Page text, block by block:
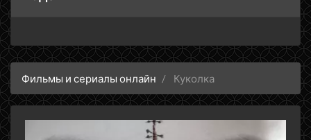
Фильмы и сериалы онлайн Куколка